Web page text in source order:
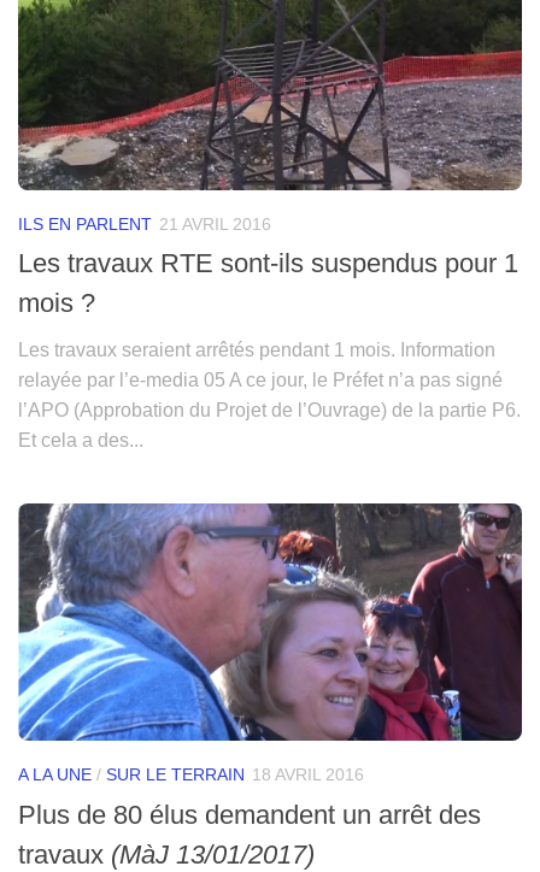
ILS EN PARLENT 21 AVRIL 2016
Les travaux RTE sont-ils suspendus pour 1
mois ?
Les travaux seraient arrêtés pendant 1 mois. Information
relayée par l’e-media 05 A ce jour, le Préfet n’a pas signé
l’APO (Approbation du Projet de l’Ouvrage) de la partie P6.
Et cela a des...
A LA UNE / SUR LE TERRAIN 18 AVRIL 2016
Plus de 80 élus demandent un arrêt des
travaux (MàJ 13/01/2017)